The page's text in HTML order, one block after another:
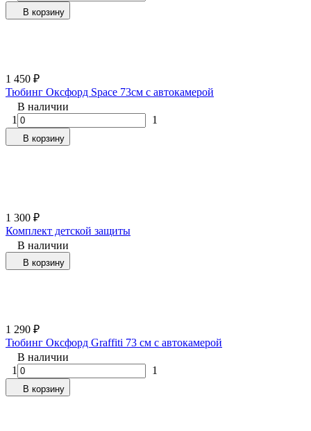
В корзину
1 450 ₽
Тюбинг Оксфорд Space 73см с автокамерой
В наличии
1
1
В корзину
1 300 ₽
Комплект детской защиты
В наличии
В корзину
1 290 ₽
Тюбинг Оксфорд Graffiti 73 см с автокамерой
В наличии
1
1
В корзину